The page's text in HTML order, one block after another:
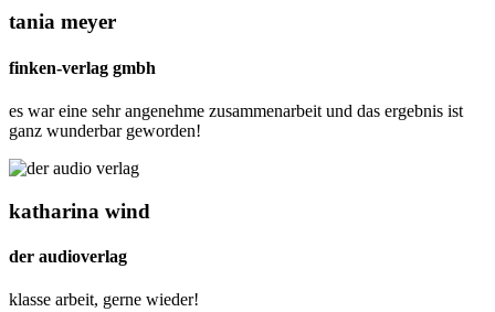
tania meyer
finken-verlag gmbh
es war eine sehr angenehme zusammenarbeit und das ergebnis ist
ganz wunderbar geworden!
katharina wind
der audioverlag
klasse arbeit, gerne wieder!